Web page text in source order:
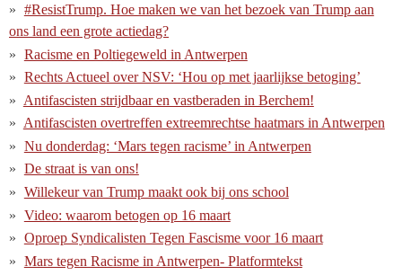
#ResistTrump. Hoe maken we van het bezoek van Trump aan
ons land een grote actiedag?
Racisme en Poltiegeweld in Antwerpen
Rechts Actueel over NSV: ‘Hou op met jaarlijkse betoging’
Antifascisten strijdbaar en vastberaden in Berchem!
Antifascisten overtreffen extreemrechtse haatmars in Antwerpen
Nu donderdag: ‘Mars tegen racisme’ in Antwerpen
De straat is van ons!
Willekeur van Trump maakt ook bij ons school
Video: waarom betogen op 16 maart
Oproep Syndicalisten Tegen Fascisme voor 16 maart
Mars tegen Racisme in Antwerpen- Platformtekst